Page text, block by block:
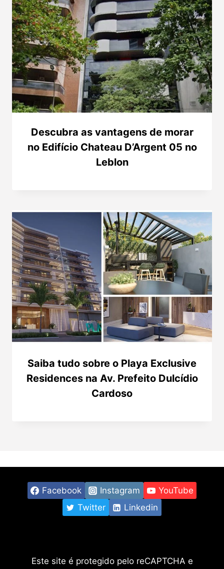
Descubra as vantagens de morar
no Edifício Chateau D’Argent 05 no
Leblon
Saiba tudo sobre o Playa Exclusive
Residences na Av. Prefeito Dulcídio
Cardoso
Facebook Instagram
YouTube
Twitter
Linkedin
Este site é protegido pelo reCAPTCHA e